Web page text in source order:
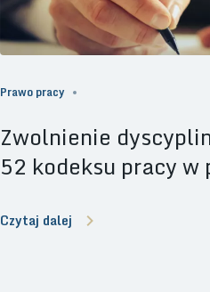
Prawo pracy
Zwolnienie
52 kodeksu pracy w
Czytaj dalej